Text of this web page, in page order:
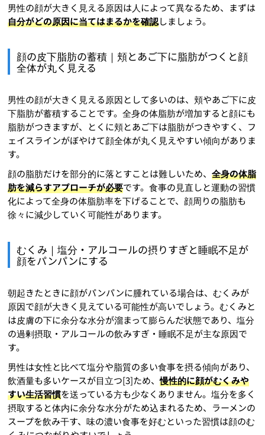
男性の顔が大きく見える原因は人によって異なるため、まずは
自分がどの原因に当てはまるかを確認しましょう。
顔の皮下脂肪の蓄積｜頬とあご下に脂肪がつくと顔
全体が丸く見える
男性の顔が大きく見える原因として多いのは、頬やあご下に皮
下脂肪が蓄積することです。全身の体脂肪が増加すると顔にも
脂肪がつきますが、とくに頬とあご下は脂肪がつきやすく、フ
ェイスラインがぼやけて顔全体が丸く見えやすい傾向がありま
す。
顔の脂肪だけを部分的に落とすことは難しいため、全身の体脂
肪を減らすアプローチが必要です。食事の見直しと運動の習慣
化によって全身の体脂肪率を下げることで、顔周りの脂肪も
徐々に減少していく可能性があります。
むくみ｜塩分・アルコールの摂りすぎと睡眠不足が
顔をパンパンにする
朝起きたときに顔がパンパンに腫れている場合は、むくみが
原因で顔が大きく見えている可能性が高いでしょう。むくみと
は皮膚の下に余分な水分が溜まって膨らんだ状態であり、塩分
の過剰摂取・アルコールの飲みすぎ・睡眠不足が主な原因で
す。
男性は女性と比べて塩分や脂質の多い食事を摂る傾向があり、
飲酒量も多いケースが目立つ[3]ため、慢性的に顔がむくみや
すい生活習慣を送っている方も少なくありません。塩分を多く
摂取すると体内に余分な水分がため込まれるため、ラーメンの
スープを飲み干す、味の濃い食事を好むといった習慣は顔のむ